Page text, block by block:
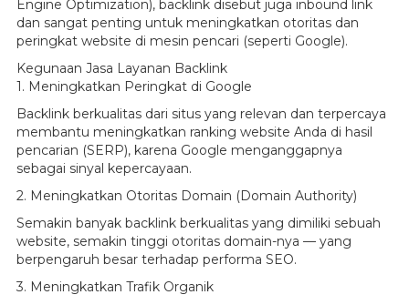
Engine Optimization), backlink disebut juga inbound link
dan sangat penting untuk meningkatkan otoritas dan
peringkat website di mesin pencari (seperti Google).
Kegunaan Jasa Layanan Backlink
1. Meningkatkan Peringkat di Google
Backlink berkualitas dari situs yang relevan dan terpercaya
membantu meningkatkan ranking website Anda di hasil
pencarian (SERP), karena Google menganggapnya
sebagai sinyal kepercayaan.
2. Meningkatkan Otoritas Domain (Domain Authority)
Semakin banyak backlink berkualitas yang dimiliki sebuah
website, semakin tinggi otoritas domain-nya — yang
berpengaruh besar terhadap performa SEO.
3. Meningkatkan Trafik Organik